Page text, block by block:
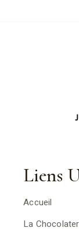
Liens
Accueil
La